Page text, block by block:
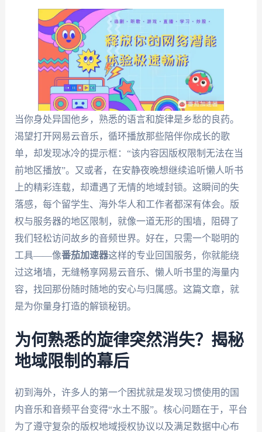
当你身处异国他乡，熟悉的语言和旋律是乡愁的良药。
渴望打开网易云音乐，循环播放那些陪伴你成长的歌
单，却发现冰冷的提示框：“该内容因版权限制无法在当
前地区播放”。又或者，在安静夜晚想继续追听懒人听书
上的精彩连载，却遭遇了无情的地域封锁。这瞬间的失
落感，每个留学生、海外华人和工作者都深有体会。版
权与服务器的地区限制，就像一道无形的围墙，阻碍了
我们轻松访问故乡的音频世界。好在，只需一个聪明的
工具——像番茄加速器这样的专业回国服务，你就能绕
过这堵墙，无缝畅享网易云音乐、懒人听书里的海量内
容，找回那份随时随地的安心与归属感。这篇文章，就
是为你量身打造的解锁秘钥。
为何熟悉的旋律突然消失？揭秘
地域限制的幕后
初到海外，许多人的第一个困扰就是发现习惯使用的国
内音乐和音频平台变得“水土不服”。核心问题在于，平台
为了遵守复杂的版权地域授权协议以及满足数据中心布